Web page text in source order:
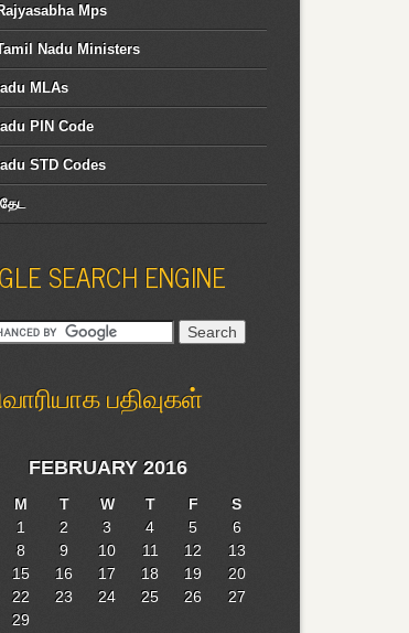
Mps
Nadu Ministers
MLAs
PIN Code
STD Codes
SEARCH ENGINE
பதிவுகள்
FEBRUARY 2016
M T W T F
S
1
2 3 4 5
6
8 9 10 11 12
13
15 16 17 18 19
20
22 23 24 25 26
27
29